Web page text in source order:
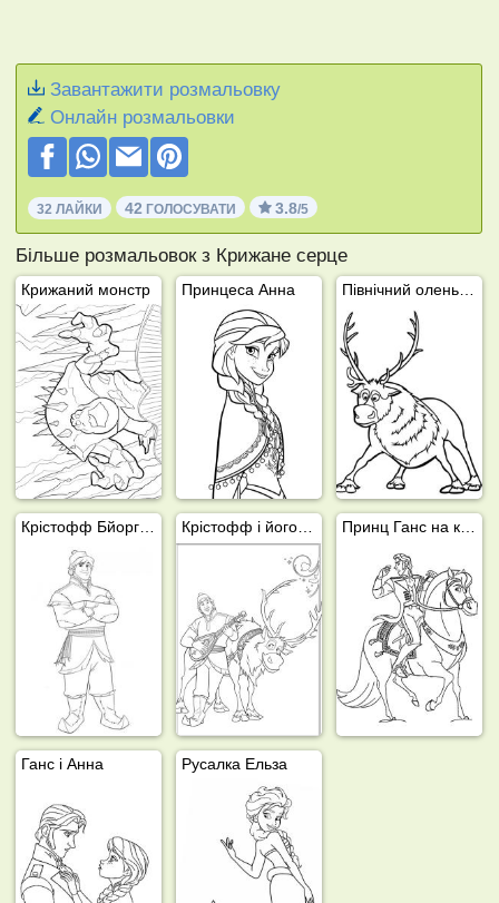
Завантажити розмальовку
Онлайн розмальовки
32 ЛАЙКИ 42 ГОЛОСУВАТИ 3.8/5
Більше розмальовок з Крижане серце
Крижаний монстр Принцеса Анна
Ганс і Анна Русалка Ельза